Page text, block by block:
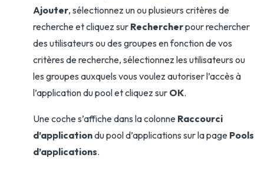
Ajouter, sélectionnez un ou plusieurs critères de
recherche et cliquez sur Rechercherpour rechercher
des utilisateurs ou des groupes en fonction de vos
critères de recherche, sélectionnez les utilisateurs ou
les groupes auxquels vous voulez autoriser l’accès à
l’application du pool et cliquez sur OK.
Une coche s’affiche dans la colonne Raccourci
d’applicationdu pool d’applications sur la page Pools
d’applications.